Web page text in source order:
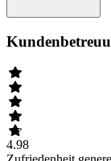
4.98